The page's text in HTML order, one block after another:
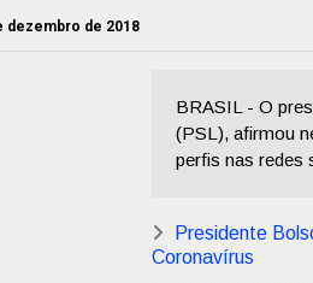
dezembro de 2018
BRASIL - O
(PSL), afirmou
perfis nas redes
Presidente
Coronavírus